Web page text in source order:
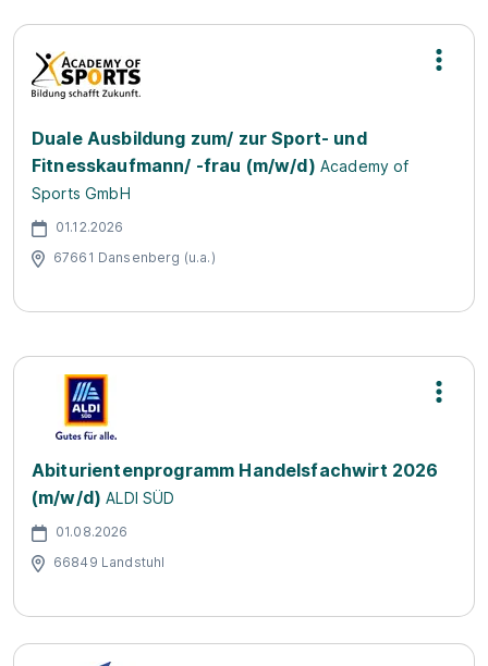
Duale Ausbildung zum/ zur Sport- und
Fitnesskaufmann/ -frau (m/w/d) Academy of
Sports GmbH
01.12.2026
67661 Dansenberg (u.a.)
Abiturientenprogramm Handelsfachwirt 2026
(m/w/d) ALDI SÜD
01.08.2026
66849 Landstuhl